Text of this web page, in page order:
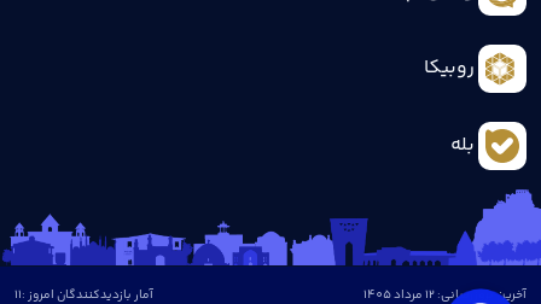
روبیکا
بله
آخرین بروزرسانی: 12 مرداد 1405 آمار بازدیدکنندگان امروز :11